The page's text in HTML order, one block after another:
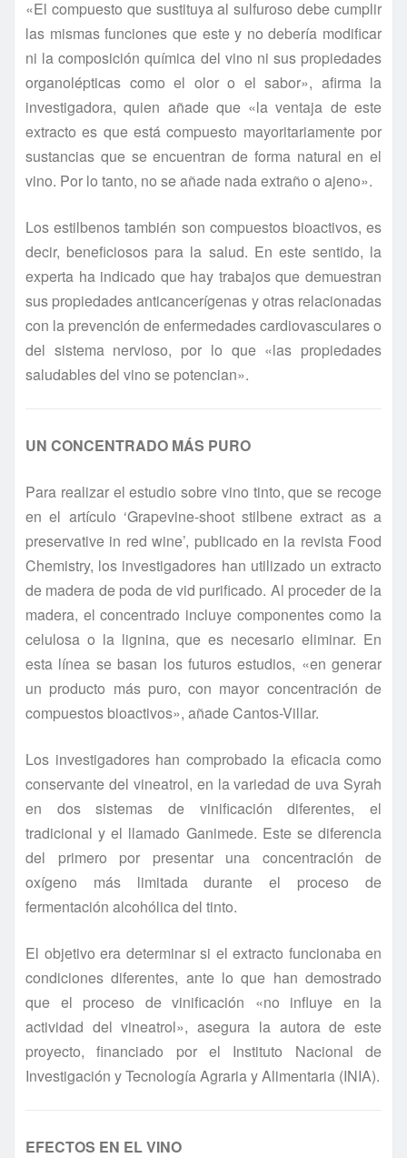
«El compuesto que sustituya al sulfuroso debe cumplir
las mismas funciones que este y no debería modificar
ni la composición química del vino ni sus propiedades
organolépticas como el olor o el sabor», afirma la
investigadora, quien añade que «la ventaja de este
extracto es que está compuesto mayoritariamente por
sustancias que se encuentran de forma natural en el
vino. Por lo tanto, no se añade nada extraño o ajeno».
Los estilbenos también son compuestos bioactivos, es
decir, beneficiosos para la salud. En este sentido, la
experta ha indicado que hay trabajos que demuestran
sus propiedades anticancerígenas y otras relacionadas
con la prevención de enfermedades cardiovasculares o
del sistema nervioso, por lo que «las propiedades
saludables del vino se potencian».
UN CONCENTRADO MÁS PURO
Para realizar el estudio sobre vino tinto, que se recoge
en el artículo ‘Grapevine-shoot stilbene extract as a
preservative in red wine’, publicado en la revista Food
Chemistry, los investigadores han utilizado un extracto
de madera de poda de vid purificado. Al proceder de la
madera, el concentrado incluye componentes como la
celulosa o la lignina, que es necesario eliminar. En
esta línea se basan los futuros estudios, «en generar
un producto más puro, con mayor concentración de
compuestos bioactivos», añade Cantos-Villar.
Los investigadores han comprobado la eficacia como
conservante del vineatrol, en la variedad de uva Syrah
en dos sistemas de vinificación diferentes, el
tradicional y el llamado Ganimede. Este se diferencia
del primero por presentar una concentración de
oxígeno más limitada durante el proceso de
fermentación alcohólica del tinto.
El objetivo era determinar si el extracto funcionaba en
condiciones diferentes, ante lo que han demostrado
que el proceso de vinificación «no influye en la
actividad del vineatrol», asegura la autora de este
proyecto, financiado por el Instituto Nacional de
Investigación y Tecnología Agraria y Alimentaria (INIA).
EFECTOS EN EL VINO